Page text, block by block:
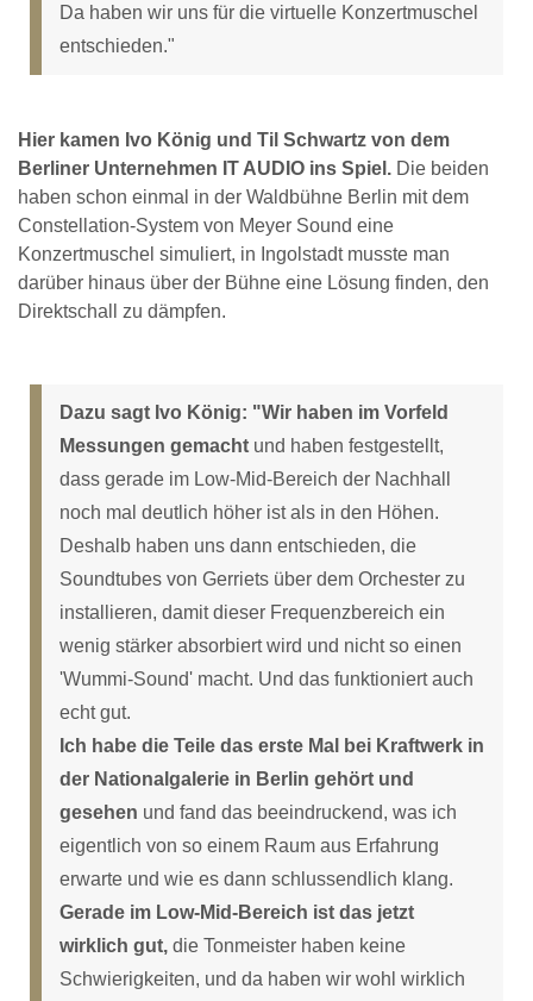
Da haben wir uns für die virtuelle Konzertmuschel
entschieden."
Hier kamen Ivo König und Til Schwartz von dem
Berliner Unternehmen IT AUDIO ins Spiel. Die beiden
haben schon einmal in der Waldbühne Berlin mit dem
Constellation-System von Meyer Sound eine
Konzertmuschel simuliert, in Ingolstadt musste man
darüber hinaus über der Bühne eine Lösung finden, den
Direktschall zu dämpfen.
Dazu sagt Ivo König: "Wir haben im Vorfeld
Messungen gemacht und haben festgestellt,
dass gerade im Low-Mid-Bereich der Nachhall
noch mal deutlich höher ist als in den Höhen.
Deshalb haben uns dann entschieden, die
Soundtubes von Gerriets über dem Orchester zu
installieren, damit dieser Frequenzbereich ein
wenig stärker absorbiert wird und nicht so einen
'Wummi-Sound' macht. Und das funktioniert auch
echt gut.
Ich habe die Teile das erste Mal bei Kraftwerk in
der Nationalgalerie in Berlin gehört und
gesehen und fand das beeindruckend, was ich
eigentlich von so einem Raum aus Erfahrung
erwarte und wie es dann schlussendlich klang.
Gerade im Low-Mid-Bereich ist das jetzt
wirklich gut, die Tonmeister haben keine
Schwierigkeiten, und da haben wir wohl wirklich